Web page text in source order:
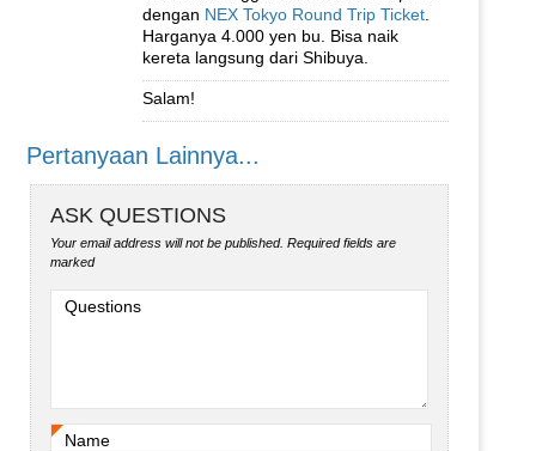
dengan NEX Tokyo Round Trip Ticket
Harganya 4.000 yen bu. Bisa naik
kereta langsung dari Shibuya.
Salam!
Pertanyaan Lainnya...
ASK QUESTIONS
Your email address will not be published. Required fields are
marked
Questions
Name